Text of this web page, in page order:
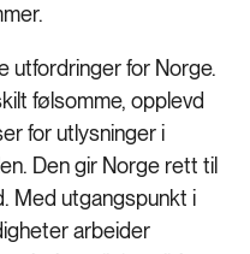
utfordringer for Norge.
følsomme, opplevd
for utlysninger i
Den gir Norge rett til
Med utgangspunkt i
arbeider